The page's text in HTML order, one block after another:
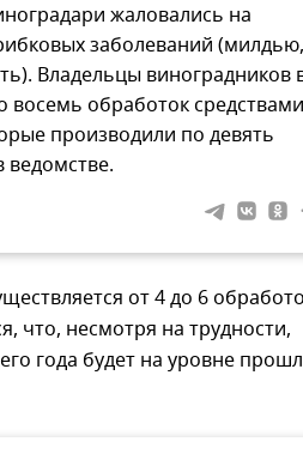
жаловались на
заболеваний (милдью,
Владельцы виноградников
восемь обработок средствами
производили по девять
ведомстве.
от 4 до 6
что, несмотря на трудности,
года будет на уровне